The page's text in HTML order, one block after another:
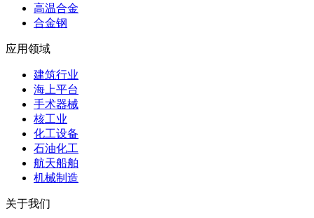
高温合金
合金钢
应用领域
建筑行业
海上平台
手术器械
核工业
化工设备
石油化工
航天船舶
机械制造
关于我们